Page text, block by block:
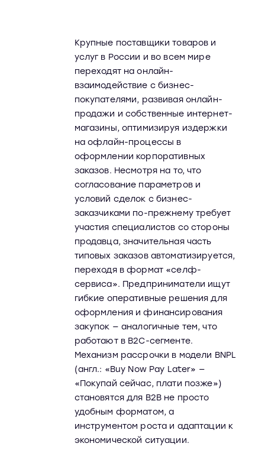
Крупные поставщики товаров и
услуг в России и во всем мире
переходят на онлайн-
взаимодействие с бизнес-
покупателями, развивая онлайн-
продажи и собственные интернет-
магазины, оптимизируя издержки
на офлайн-процессы в
оформлении корпоративных
заказов. Несмотря на то, что
согласование параметров и
условий сделок с бизнес-
заказчиками по-прежнему требует
участия специалистов со стороны
продавца, значительная часть
типовых заказов автоматизируется,
переходя в формат «селф-
сервиса». Предприниматели ищут
гибкие оперативные решения для
оформления и финансирования
закупок — аналогичные тем, что
работают в B2C-сегменте.
Механизм рассрочки в модели BNPL
(англ.: «Buy Now Pay Later» —
«Покупай сейчас, плати позже»)
становятся для B2B не просто
удобным форматом, а
инструментом роста и адаптации к
экономической ситуации.